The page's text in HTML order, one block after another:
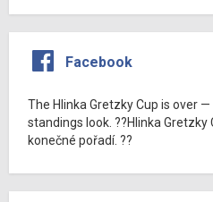
Facebook
The Hlinka Gretzky Cup is over —
standings look. ??Hlinka
konečné pořadí. ??